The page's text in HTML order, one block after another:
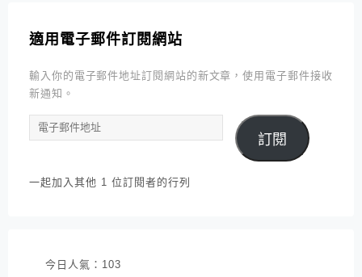
適用電子郵件訂閱網站
輸入你的電子郵件地址訂閱網站的新文章，使用電子郵件接收
新通知。
電
子
件
訂閱
一起加入其他 1 位訂閱者的行列
今日人氣： 103